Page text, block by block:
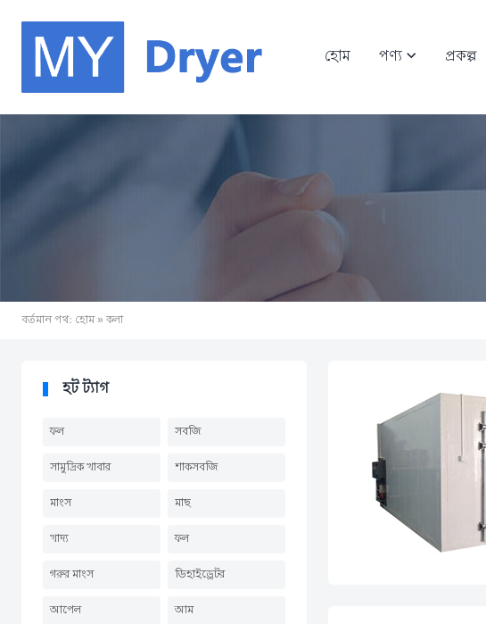
হোম পণ্য  প্রকল্প
বর্তমান পথ: হোম» কলা
হট ট্যাগ
ফল সবজি
সামুদ্রিক খাবার শাকসবজি
মাংস মাছ
খাদ্য ফল
গরুর মাংস ডিহাইড্রেটর
আপেল আম